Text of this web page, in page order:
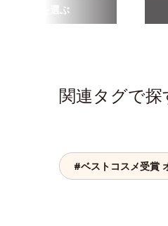
商品を選ぶ
関連タグで探
#ベストコスメ受賞